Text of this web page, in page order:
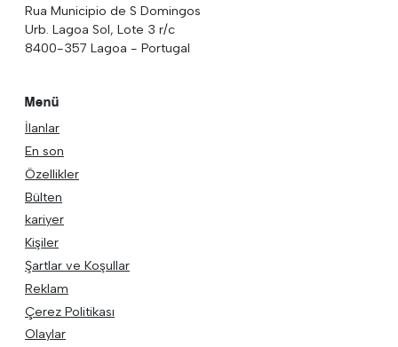
Rua Municipio de S Domingos
Urb. Lagoa Sol, Lote 3 r/c
8400-357 Lagoa - Portugal
Menü
İlanlar
En son
Özellikler
Bülten
kariyer
Kişiler
Şartlar ve Koşullar
Reklam
Çerez Politikası
Olaylar